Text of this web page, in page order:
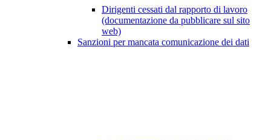
Dirigenti cessati dal rapporto di lavoro
(documentazione da pubblicare sul sito
web)
Sanzioni per mancata comunicazione dei dati